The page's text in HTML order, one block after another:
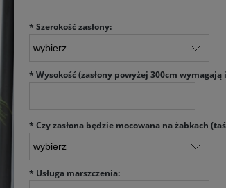
* Szerokość zasłony:
* Wysokość (zasłony powyżej 300cm
* Czy zasłona będzie mocowana na żabkach
* Usługa marszczenia: